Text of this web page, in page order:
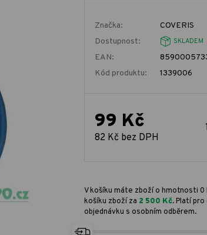
Značka:
COVERIS
Dostupnost:
SKLADEM
EAN:
Kód produktu:
1339006
99 Kč
82 Kč bez DPH
V košíku máte zboží o hmotnosti
košíku zboží za 2 500 Kč. Platí
objednávku s osobním odběrem.